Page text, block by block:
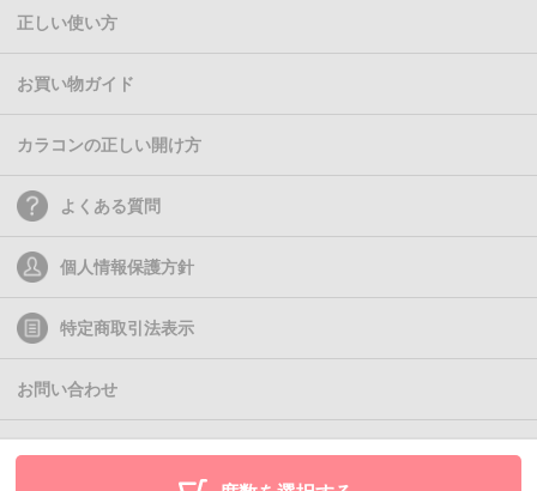
正しい使い方
お買い物ガイド
カラコンの正しい開け方
よくある質問
個人情報保護方針
特定商取引法表示
お問い合わせ
(C)2011- Queen Eyes